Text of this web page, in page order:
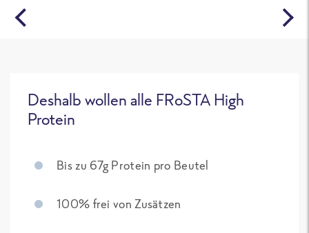
Deshalb wollen alle FRoSTA High
Protein
Bis zu 67g Protein pro Beutel
100% frei von Zusätzen